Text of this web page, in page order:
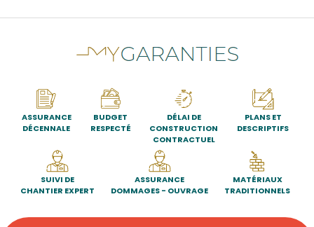
ASSURANCE
DÉCENNALE
BUDGET
RESPECTÉ
DÉLAI DE
CONSTRUCTION
CONTRACTUEL
PLANS ET
DESCRIPTIFS
SUIVI DE
CHANTIER EXPERT
ASSURANCE
DOMMAGES - OUVRAGE
MATÉRIAUX
TRADITIONNELS